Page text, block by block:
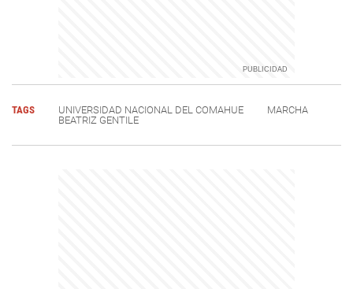
TAGS UNIVERSIDAD NACIONAL DEL COMAHUE
MARCHA
BEATRIZ GENTILE